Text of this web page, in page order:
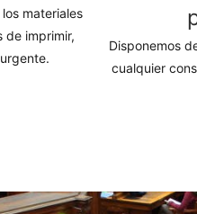
materiales
de imprimir,
Disponemos
cualquier